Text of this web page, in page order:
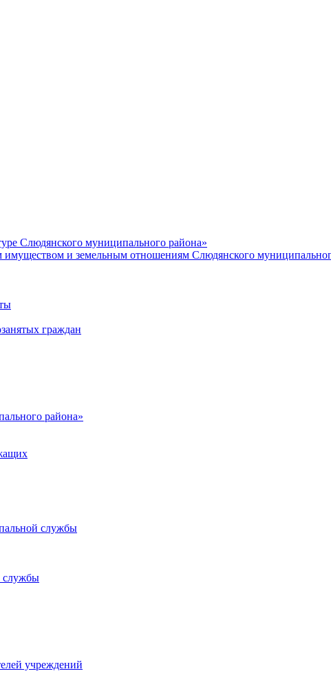
Слюдянского муниципального района»
и земельным отношениям Слюдянского
граждан
района»
службы
службы
учреждений